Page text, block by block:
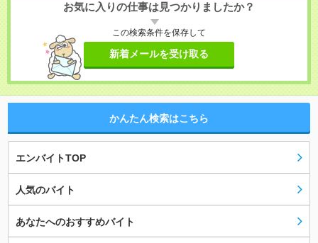
お気に入りの仕事は見つかりましたか？
この検索条件を保存して
新着メールを受け取る
かんたん検索はこちら
エンバイトTOP
人気のバイト
あなたへのおすすめバイト